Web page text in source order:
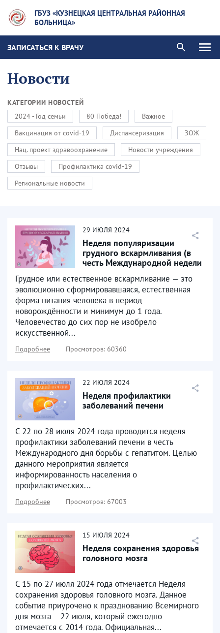
ГБУЗ «КУЗНЕЦКАЯ ЦЕНТРАЛЬНАЯ РАЙОННАЯ
БОЛЬНИЦА»
ЗАПИСАТЬСЯ К ВРАЧУ
Новости
КАТЕГОРИИ НОВОСТЕЙ
2024 - Год семьи
80 Победа!
Важное
Вакцинация от covid-19
Диспансеризация
ЗОЖ
Нац. проект здравоохранение
Новости учреждения
Отзывы
Профилактика covid-19
Региональные новости
29 ИЮЛЯ 2024
Неделя популяризации
грудного вскармливания (в
честь Международной недели
Грудное или естественное вскармливание — это
эволюционно сформировавшаяся, естественная
форма питания человека в период
новорождённости и минимум до 1 года.
Человечество до сих пор не изобрело
искусственной...
Подробнее Просмотров: 60360
22 ИЮЛЯ 2024
Неделя профилактики
заболеваний печени
С 22 по 28 июля 2024 года проводится неделя
профилактики заболеваний печени в честь
Международного дня борьбы с гепатитом. Целью
данного мероприятия является
информированность населения о
профилактических...
Подробнее Просмотров: 67003
15 ИЮЛЯ 2024
Неделя сохранения здоровья
головного мозга
С 15 по 27 июля 2024 года отмечается Неделя
сохранения здоровья головного мозга. Данное
событие приурочено к празднованию Всемирного
дня мозга – 22 июля, который ежегодно
отмечается с 2014 года. Официальная...